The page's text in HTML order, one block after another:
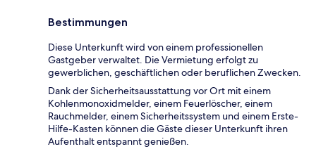
Bestimmungen
Diese Unterkunft wird von einem professionellen
Gastgeber verwaltet. Die Vermietung erfolgt zu
gewerblichen, geschäftlichen oder beruflichen Zwecken.
Dank der Sicherheitsausstattung vor Ort mit einem
Kohlenmonoxidmelder, einem Feuerlöscher, einem
Rauchmelder, einem Sicherheitssystem und einem Erste-
Hilfe-Kasten können die Gäste dieser Unterkunft ihren
Aufenthalt entspannt genießen.